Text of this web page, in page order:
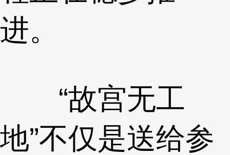
进。
“故宫无工
地”不仅是送给参